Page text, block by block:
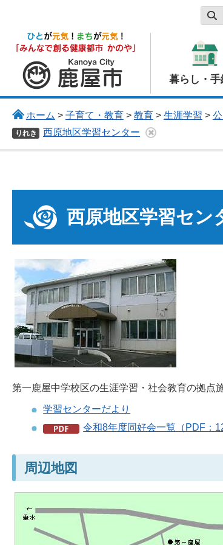
鹿屋市
暮らし・手
ホーム > 子育て・教育> 教育> 生涯学習 >
りれき 西原地区学習センター
西原地区学習セン
第一鹿屋中学校区の生涯学習・社会教育の拠点
学習センターだより
令和8年度同好会一覧（PDF：
周辺地図